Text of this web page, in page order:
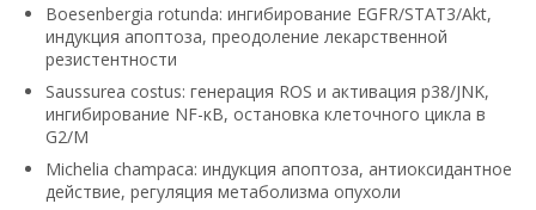
Boesenbergia rotunda: ингибирование EGFR/STAT3/Akt,
индукция апоптоза, преодоление лекарственной
резистентности
Saussurea costus: генерация ROS и активация p38/JNK,
ингибирование NF-κB, остановка клеточного цикла в
G2/M
Michelia champaca: индукция апоптоза, антиоксидантное
действие, регуляция метаболизма опухоли